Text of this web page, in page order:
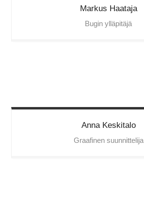
Markus Haataja
Bugin ylläpitäjä
Anna Keskitalo
Graafinen suunnittelija